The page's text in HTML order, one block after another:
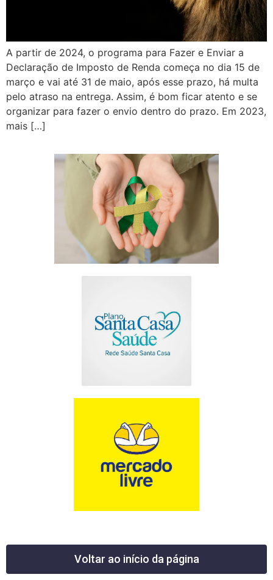
A partir de 2024, o programa para Fazer e Enviar a
Declaração de Imposto de Renda começa no dia 15 de
março e vai até 31 de maio, após esse prazo, há multa
pelo atraso na entrega. Assim, é bom ficar atento e se
organizar para fazer o envio dentro do prazo. Em 2023,
mais […]
Voltar ao início da página